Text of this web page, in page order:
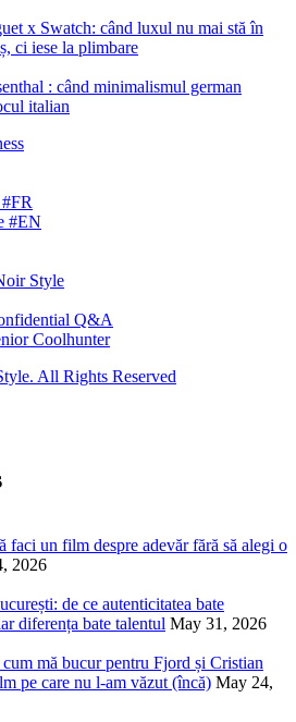
x Swatch: când luxul nu mai stă în
ci iese la plimbare
: când minimalismul german
italian
#EN
Style
Q&A
Coolhunter
All Rights Reserved
faci un film despre adevăr fără să alegi o
2026
de ce autenticitatea bate
diferența bate talentul May 31, 2026
mă bucur pentru Fjord și Cristian
pe care nu l-am văzut (încă) May 24,